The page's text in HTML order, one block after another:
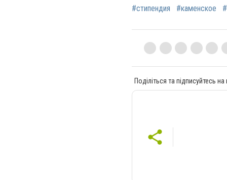
#стипендия #каменское
Поділіться та підписуйтесь